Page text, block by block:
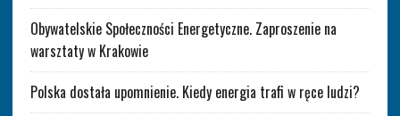
Obywatelskie Społeczności Energetyczne. Zaproszenie na
warsztaty w Krakowie
Polska dostała upomnienie. Kiedy energia trafi w ręce ludzi?